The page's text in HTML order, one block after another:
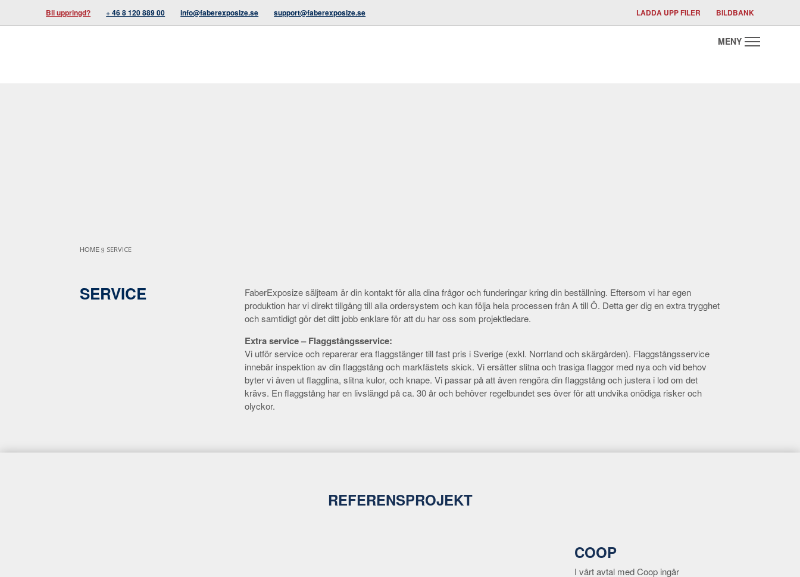
Bli uppringd? + 46 8 120 889 00 info@faberexposize.se support@faberexposize.se LADDA UPP FILER BILDBANK
HOME 9 SERVICE
SERVICE
FaberExposize säljteam är din kontakt för alla dina frågor och funderingar kring din beställning. Eftersom vi har egen
produktion har vi direkt tillgång till alla ordersystem och kan följa hela processen från A till Ö. Detta ger dig en extra trygghet
och samtidigt gör det ditt jobb enklare för att du har oss som projektledare.
Extra service – Flaggstångsservice:
Vi utför service och reparerar era flaggstänger till fast pris i Sverige (exkl. Norrland och skärgården). Flaggstångsservice
innebär inspektion av din flaggstång och markfästets skick. Vi ersätter slitna och trasiga flaggor med nya och vid behov
byter vi även ut flagglina, slitna kulor, och knape. Vi passar på att även rengöra din flaggstång och justera i lod om det
krävs. En flaggstång har en livslängd på ca. 30 år och behöver regelbundet ses över för att undvika onödiga risker och
olyckor.
REFERENSPROJEKT
COOP
I vårt avtal med Coop ingår